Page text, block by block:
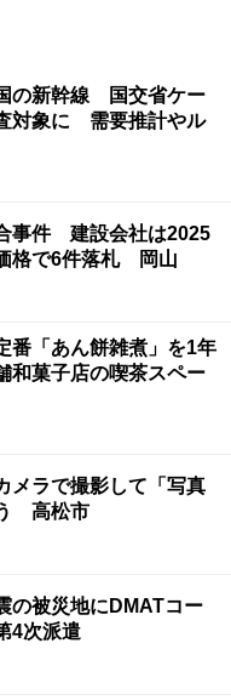
の新幹線 国交省ケー
対象に 需要推計やル
事件 建設会社は2025
格で6件落札 岡山
番「あん餅雑煮」を1年
菓子店の喫茶スペー
メラで撮影して「写真
高松市
被災地にDMATコー
4次派遣